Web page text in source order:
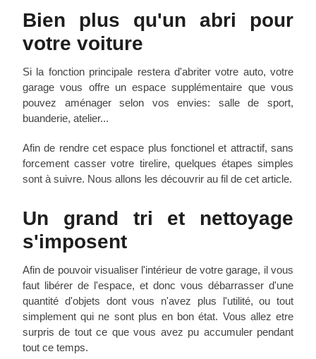
Bien plus qu'un abri pour
votre voiture
Si la fonction principale restera d'abriter votre auto, votre
garage vous offre un espace supplémentaire que vous
pouvez aménager selon vos envies: salle de sport,
buanderie, atelier...
Afin de rendre cet espace plus fonctionel et attractif, sans
forcement casser votre tirelire, quelques étapes simples
sont à suivre. Nous allons les découvrir au fil de cet article.
Un grand tri et nettoyage
s'imposent
Afin de pouvoir visualiser l'intérieur de votre garage, il vous
faut libérer de l'espace, et donc vous débarrasser d'une
quantité d'objets dont vous n'avez plus l'utilité, ou tout
simplement qui ne sont plus en bon état. Vous allez etre
surpris de tout ce que vous avez pu accumuler pendant
tout ce temps.